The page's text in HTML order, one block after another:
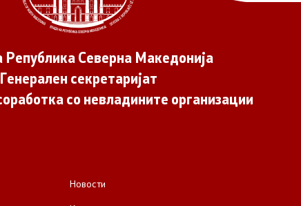
Република Северна Македонија
Генерален секретаријат
со невладините организации
Новости